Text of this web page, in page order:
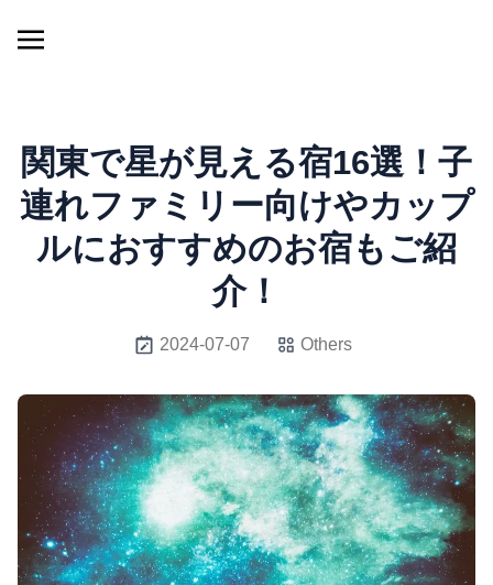
関東で星が見える宿16選！子
連れファミリー向けやカップ
ルにおすすめのお宿もご紹
介！
2024-07-07 Others